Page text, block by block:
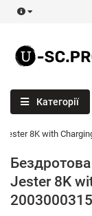
Категорії
8K with
Jester 8K